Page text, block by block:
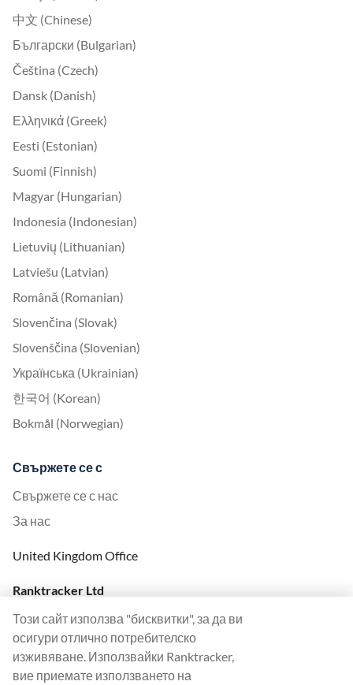
中文 (Chinese)
Български (Bulgarian)
Čeština (Czech)
Dansk (Danish)
Ελληνικά (Greek)
Eesti (Estonian)
Suomi (Finnish)
Magyar (Hungarian)
Indonesia (Indonesian)
Lietuvių (Lithuanian)
Latviešu (Latvian)
Română (Romanian)
Slovenčina (Slovak)
Slovenščina (Slovenian)
Українська (Ukrainian)
한국어 (Korean)
Bokmål (Norwegian)
Свържете се с
Свържете се с нас
За нас
United Kingdom Office
Ranktracker Ltd
London, EC1R 5DF
Company No: 08820809
felix@ranktracker.com
Този сайт използва "бисквитки", за да ви
осигури отлично потребителско
изживяване. Използвайки Ranktracker,
вие приемате използването на